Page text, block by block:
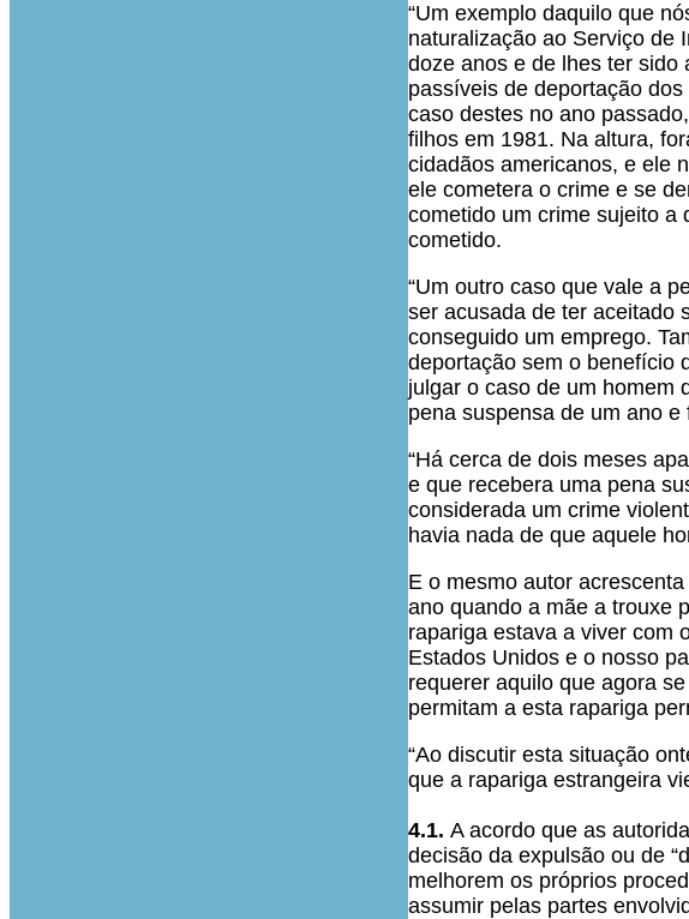
“Um exemplo daquilo que
naturalização ao Serviço de
doze anos e de lhes ter sido
passíveis de deportação
caso destes no ano
filhos em 1981. Na altura,
cidadãos americanos, e ele
ele cometera o crime e se
cometido um crime sujeito a
cometido.
“Um outro caso que vale a
ser acusada de ter aceitado
conseguido um emprego.
deportação sem o benefício
julgar o caso de um homem
pena suspensa de um ano
“Há cerca de dois meses
e que recebera uma pena
considerada um crime
havia nada de que aquele
E o mesmo autor
ano quando a mãe a trouxe
rapariga estava a viver com
Estados Unidos e o nosso
requerer aquilo que agora
permitam a esta rapariga
“Ao discutir esta situação
que a rapariga estrangeira
4.1. A acordo que as
decisão da expulsão ou de
melhorem os próprios
assumir pelas partes